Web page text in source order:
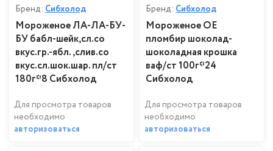
Бренд: Сибхолод
Мороженое ЛА-ЛА-БУ-
БУ бабл-шейк,сл.со
вкус.гр.-ябл.,слив.со
вкус.сл.шок.шар. пл/ст
180г*8 Сибхолод
Для просмотра товаров
необходимо
авторизоваться
Бренд: Сибхолод
Мороженое ОЕ
пломбир шоколад-
шоколадная крошка
ваф/ст 100г*24
Сибхолод
Для просмотра товаров
необходимо
авторизоваться